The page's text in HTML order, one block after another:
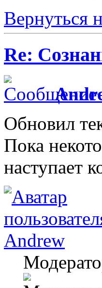
Вернуться
Re:
Обновил
Пока
наступает
Andrew